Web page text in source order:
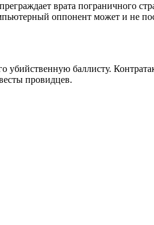
врата пограничного
оппонент может и не
убийственную баллисту.
провидцев.